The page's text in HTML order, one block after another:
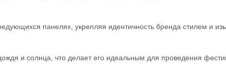
панелях, укрепляя идентичность бренда стилем и
и солнца, что делает его идеальным для проведения